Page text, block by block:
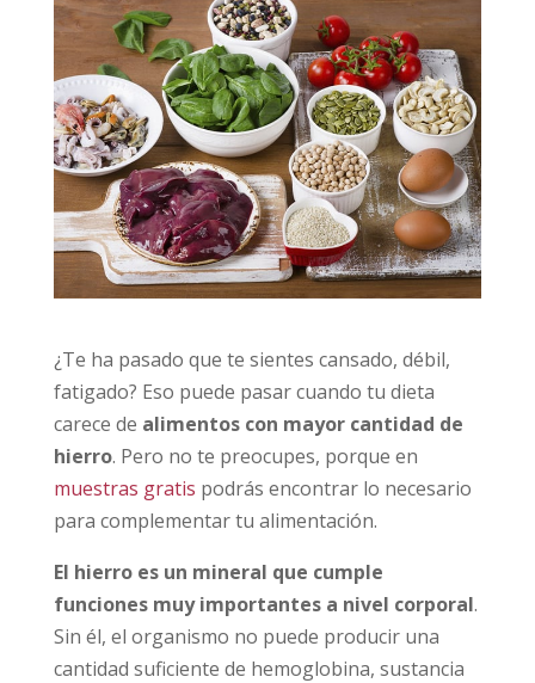
¿Te ha pasado que te sientes cansado, débil,
fatigado? Eso puede pasar cuando tu dieta
carece de alimentos con mayor cantidad de
hierro. Pero no te preocupes, porque en
muestras gratis podrás encontrar lo necesario
para complementar tu alimentación.
El hierro es un mineral que cumple
funciones muy importantes a nivel corporal.
Sin él, el organismo no puede producir una
cantidad suficiente de hemoglobina, sustancia